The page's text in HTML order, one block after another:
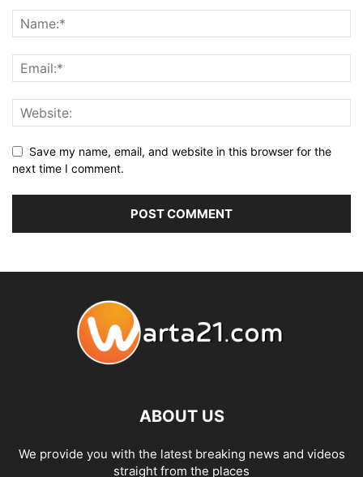
Save my name, email, and website in this browser for the
next time I comment.
ABOUT US
We provide you with the latest breaking news and videos
straight from the places